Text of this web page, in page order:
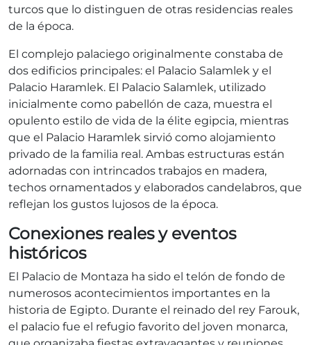
turcos que lo distinguen de otras residencias reales
de la época.
El complejo palaciego originalmente constaba de
dos edificios principales: el Palacio Salamlek y el
Palacio Haramlek. El Palacio Salamlek, utilizado
inicialmente como pabellón de caza, muestra el
opulento estilo de vida de la élite egipcia, mientras
que el Palacio Haramlek sirvió como alojamiento
privado de la familia real. Ambas estructuras están
adornadas con intrincados trabajos en madera,
techos ornamentados y elaborados candelabros, que
reflejan los gustos lujosos de la época.
Conexiones reales y eventos
históricos
El Palacio de Montaza ha sido el telón de fondo de
numerosos acontecimientos importantes en la
historia de Egipto. Durante el reinado del rey Farouk,
el palacio fue el refugio favorito del joven monarca,